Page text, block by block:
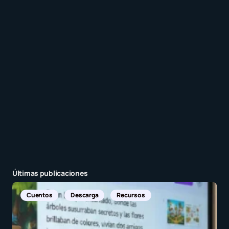
Últimas publicaciones